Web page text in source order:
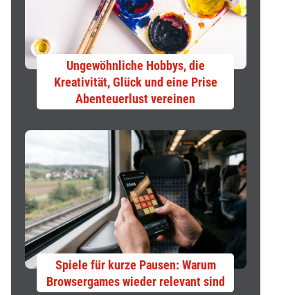
Ungewöhnliche Hobbys, die
Kreativität, Glück und eine Prise
Abenteuerlust vereinen
Spiele für kurze Pausen: Warum
Browsergames wieder relevant sind